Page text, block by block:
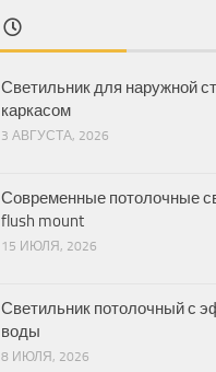
Светильник для наружной
каркасом
3 АВГУСТА, 2026
Современные потолочные
flush mount
15 ИЮЛЯ, 2026
Светильник потолочный с
воды
8 ИЮЛЯ, 2026